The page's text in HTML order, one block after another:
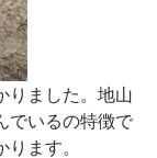
りました。地山
でいるの特徴で
ます。